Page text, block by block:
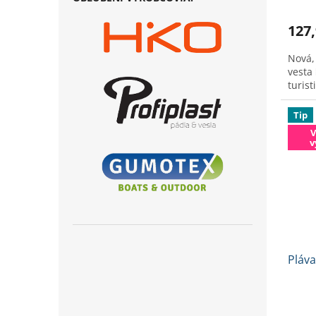
je
z
5
vesta
Tip